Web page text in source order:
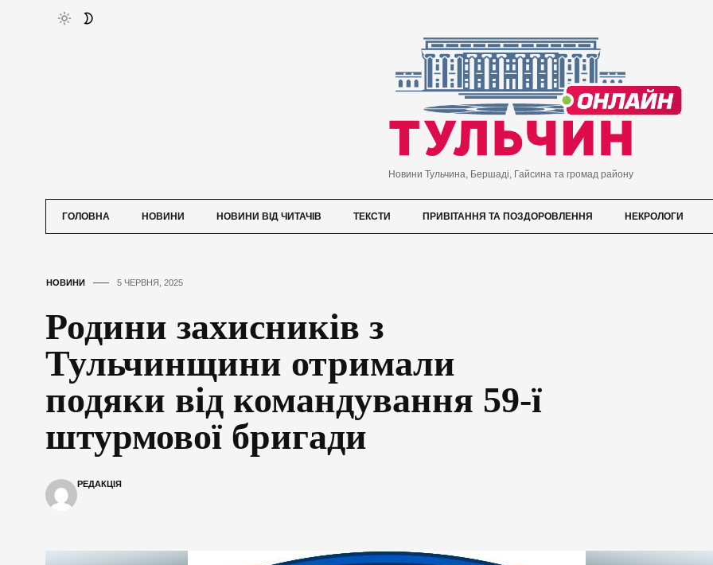
Новини Тульчина, Бершаді, Гайсина та громад району
ГОЛОВНА НОВИНИ НОВИНИ ВІД ЧИТАЧІВ ТЕКСТИ ПРИВІТАННЯ ТА ПОЗДОРОВЛЕННЯ НЕКРОЛОГИ
НОВИНИ 5 ЧЕРВНЯ, 2025
Родини захисників з
Тульчинщини отримали
подяки від командування 59-ї
штурмової бригади
РЕДАКЦІЯ